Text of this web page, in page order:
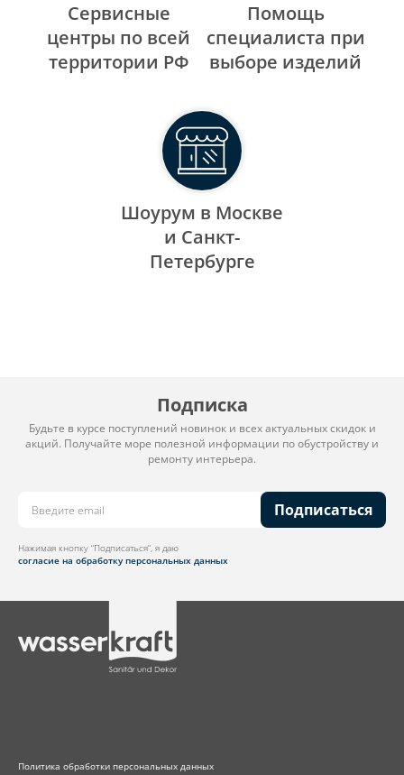
Сервисные
центры по всей
территории РФ
Помощь
специалиста при
выборе изделий
Шоурум в Москве
и Санкт-
Петербурге
Подписка
Будьте в курсе поступлений новинок и всех актуальных скидок и
акций. Получайте море полезной информации по обустройству и
ремонту интерьера.
Подписаться
Нажимая кнопку “Подписаться”, я даю
согласие на обработку персональных данных
Политика обработки персональных данных